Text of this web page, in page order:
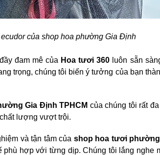
của shop hoa phường Gia Định
đam mê của Hoa tươi 360 luôn sẵn
trọng, chúng tôi biến ý tưởng của bạn
Gia Định TPHCM của chúng tôi rất
lượng vượt trội.
và tận tâm của shop hoa tươi phường
hợp với từng dịp. Chúng tôi lắng nghe